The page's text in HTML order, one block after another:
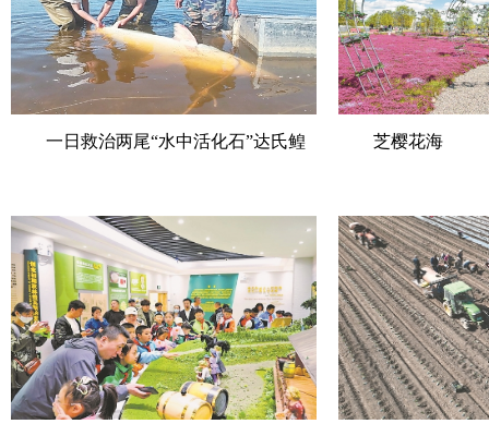
一日救治两尾“水中活化石”达氏鳇 芝樱花海